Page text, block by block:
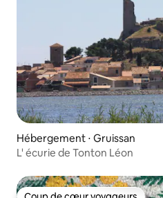
Hébergement ⋅ Gruissan
L' écurie de Tonton Léon